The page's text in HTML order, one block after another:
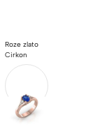
Roze zlato
Cirkon